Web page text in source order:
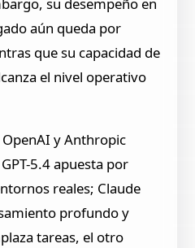
su desempeño en
aún queda por
que su capacidad de
el nivel operativo
y Anthropic
5.4 apuesta por
reales; Claude
profundo y
tareas, el otro